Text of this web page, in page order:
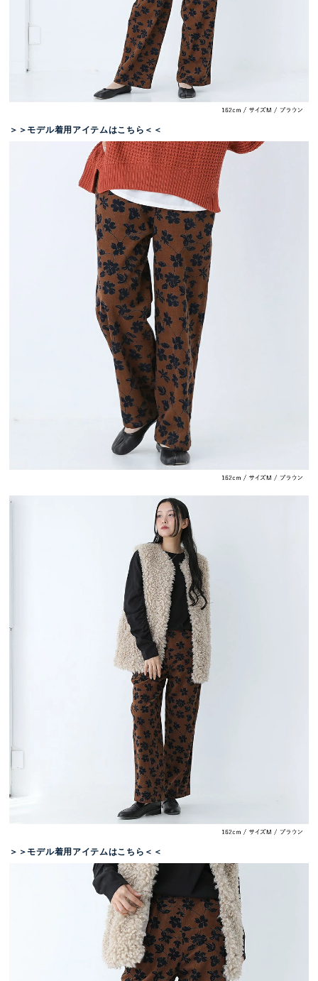
＞＞モデル着用アイテムはこちら＜＜
＞＞モデル着用アイテムはこちら＜＜